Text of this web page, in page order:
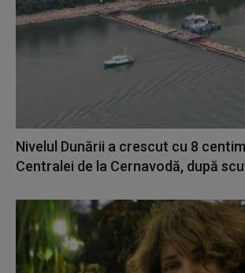
Nivelul Dunării a crescut cu 8
Centralei de la Cernavodă, după